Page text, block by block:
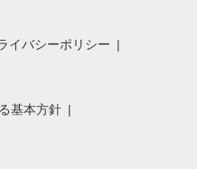
イバシーポリシー
基本方針